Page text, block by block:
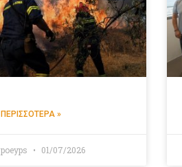
ΠΕΡΙΣΣΌΤΕΡΑ »
poeyps 01/07/2026